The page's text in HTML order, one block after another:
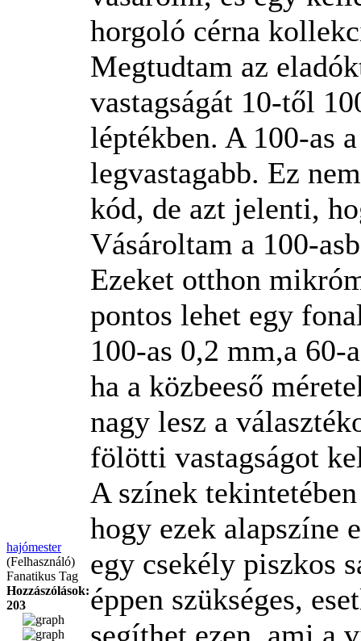
hajómester
(Felhasználó)
Fanatikus Tag
Hozzászólások:
203
horgoló cérna
Megtudtam az
vastagságát 10-től
léptékben. A 100-as
legvastagabb. Ez
kód, de azt jelenti,
Vásároltam a 100-
Ezeket otthon
pontos lehet egy
100-as 0,2 mm,a 60-
ha a közbeeső
nagy lesz a
fölötti vastagságot
A színek
hogy ezek alapszíne
egy csekély piszkos
éppen szükséges,